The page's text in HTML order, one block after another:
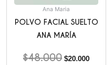
Ana Maria
POLVO FACIAL SUELTO
ANA MARÍA
$48.000 $20.000